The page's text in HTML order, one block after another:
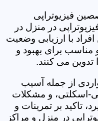
فیزیوتراپی
در منزل در
با ارزیابی وضعیت
مناسب برای بهبود و
تدوین می کنند.
از جمله آسیب
اسکلتی، و مشکلات
تاکید بر تمرینات و
در منزل و مراکز